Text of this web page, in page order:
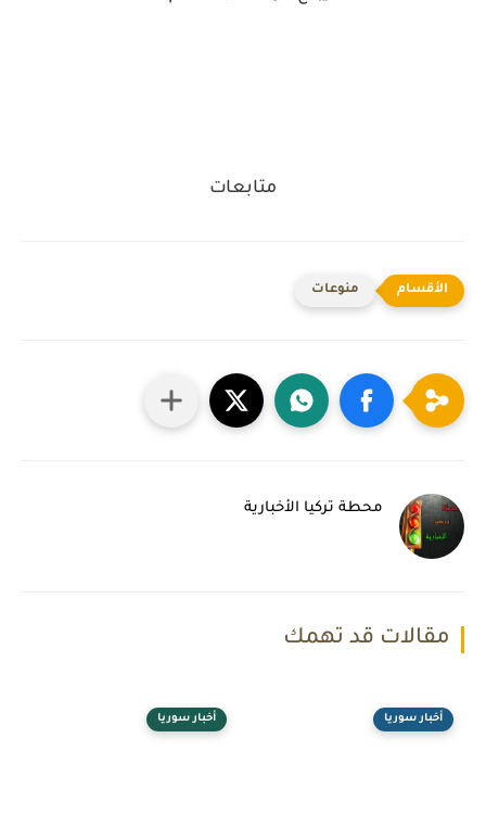
متابعات
منوعات
محطة تركيا الأخبارية
مقالات قد تهمك
أخبار سوريا أخبار سوريا